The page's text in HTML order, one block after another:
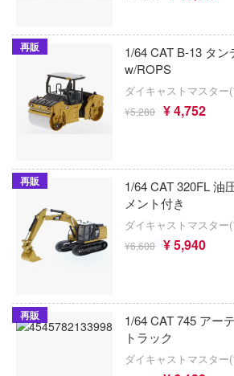
再販
1/64 CAT B-13 タ
w/ROPS
ダイキャストマスター
¥5,280 ¥ 4,752
再販
1/64 CAT 320FL 油
メント付き
ダイキャストマスター
¥6,600 ¥ 5,940
再販
1/64 CAT 745 アー
トラック
ダイキャストマスター
戦姫絶唱シン
戦場のヴァルキ
戦闘妖精雪風
ゼルダの伝説
聖戦士ダンバイ
ゼンレスゾーン
先輩はおとこ
閃乱カグラ
ENSOUTOYS
A&Aモデルズ(
Aモデル(バウ
EXO-6(プラッ
次元具象
A.B.&Kホビー
AIRFIX(エア
・イン・ザ・フランキス
カンシリーズ
ロンパシリーズ
ン
成り上がり
ン飯
シャンゼリオン